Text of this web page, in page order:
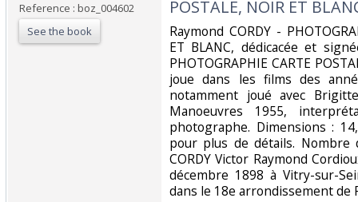
Reference : boz_004602
See the book
POSTALE, NOIR ET
‎Raymond CORDY -
ET BLANC, dédicacée et
PHOTOGRAPHIE CARTE
joue dans les films des
notamment joué avec
Manoeuvres 1955,
photographe. Dimensions :
pour plus de détails. Nombre
CORDY Victor Raymond
décembre 1898 à Vitry-sur-
dans le 18e arrondissement de